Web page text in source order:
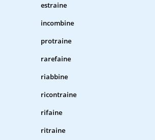
estraine
incombine
protraine
rarefaine
riabbine
ricontraine
rifaine
ritraine